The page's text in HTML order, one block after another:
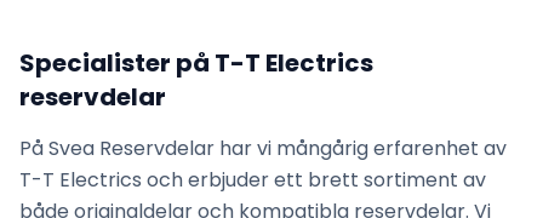
Specialister på T-T Electrics
reservdelar
På Svea Reservdelar har vi mångårig erfarenhet av
T-T Electrics och erbjuder ett brett sortiment av
både originaldelar och kompatibla reservdelar. Vi